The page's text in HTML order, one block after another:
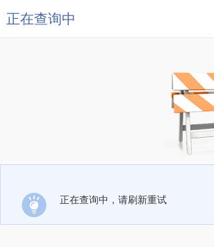
正在查询中
正在查询中，请刷新重试